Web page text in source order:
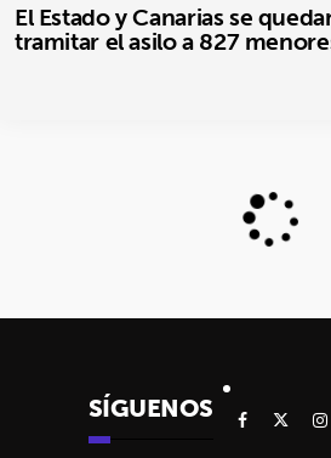
El Estado y Canarias se
tramitar el asilo a 827
SÍGUENOS